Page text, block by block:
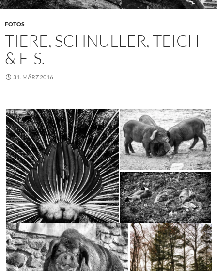
FOTOS
TIERE, SCHNULLER, TEICH
& EIS.
31. MÄRZ 2016